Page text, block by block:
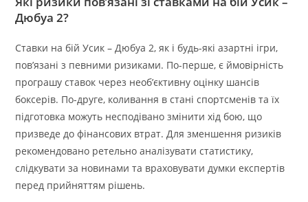
Дюбуа 2?
Ставки на бій Усик – Дюбуа 2, як і будь-які азартні ігри,
пов’язані з певними ризиками. По-перше, є ймовірність
програшу ставок через необ’єктивну оцінку шансів
боксерів. По-друге, коливання в стані спортсменів та їх
підготовка можуть несподівано змінити хід бою, що
призведе до фінансових втрат. Для зменшення ризиків
рекомендовано ретельно аналізувати статистику,
слідкувати за новинами та враховувати думки експертів
перед прийняттям рішень.